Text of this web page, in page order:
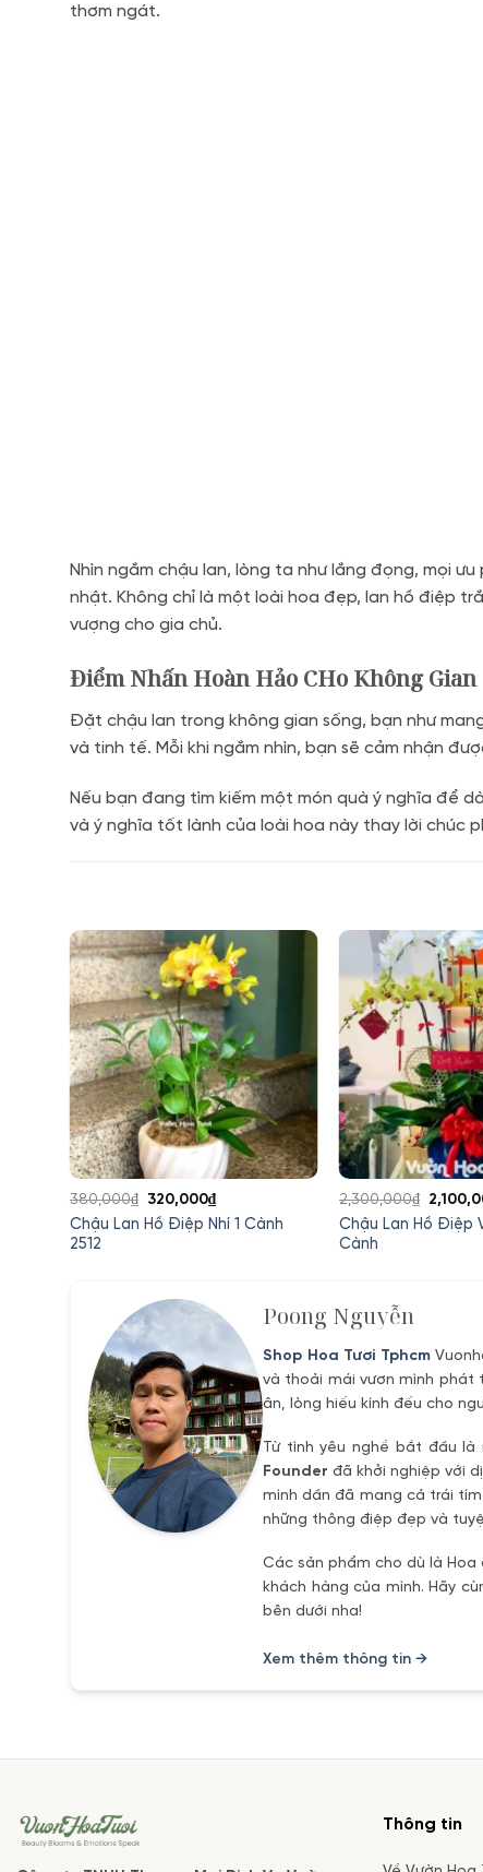
thơm ngát.
Nhìn ngắm chậu lan, lòng ta như lắng đọng, mọi
nhật. Không chỉ là một loài hoa đẹp, lan hồ điệp
vượng cho gia chủ.
Điểm Nhấn Hoàn Hảo CHo Không Gian
Đặt chậu lan trong không gian sống, bạn như
và tinh tế. Mỗi khi ngắm nhìn, bạn sẽ cảm nhận
Nếu bạn đang tìm kiếm một món quà ý nghĩa để
và ý nghĩa tốt lành của loài hoa này thay lời chúc
Chậu Lan Hồ Điệp Nhí 1 Cành
2512
380,000₫
Giá
gốc
320,000₫Giá
hiện
Chậu Lan Hồ Điệp
Cành
2,300,000₫
Giá
gốc
Poong Nguyễn
Shop Hoa Tươi Tphcm
và thoải mái vươn mình phát
ân, lòng hiếu kính đếu cho
Từ tình yêu nghề bắt đầu
Founder đã khởi nghiệp với
mình dần đã mang cả trái
những thông điệp đẹp và
Các sản phẩm cho dù là
khách hàng của mình. Hãy
bên dưới nha!
Xem thêm thông tin →
Thông tin